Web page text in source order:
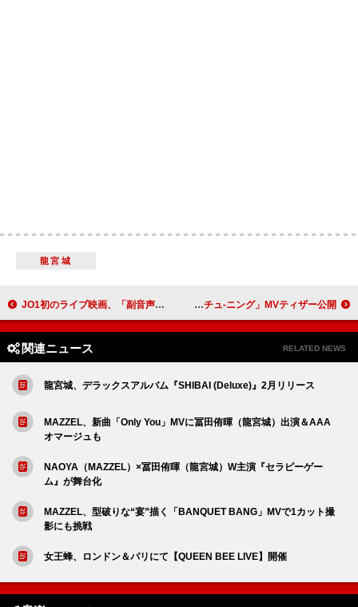
龍宮城
JO1初のライブ映画、「副音声付き上映」＆「発声OK！応援上映」を実施 なえなの、Rin音が提供した新曲「チュ-ニング」MVティザー公開
関連ニュース RELATED NEWS
龍宮城、デラックスアルバム『SHIBAI (Deluxe)』2月リリース
MAZZEL、新曲「Only You」MVに冨田侑暉（龍宮城）出演＆AAA
オマージュも
NAOYA（MAZZEL）×冨田侑暉（龍宮城）W主演『セラピーゲー
ム』が舞台化
MAZZEL、型破りな“宴”描く「BANQUET BANG」MVで1カット撮
影にも挑戦
女王蜂、ロンドン＆パリにて【QUEEN BEE LIVE】開催